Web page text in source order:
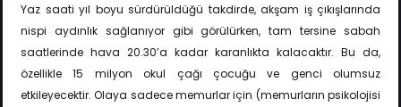
Yaz saati yıl boyu sürdürüldüğü takdirde, akşam iş çıkışlarında
nispi aydınlık sağlanıyor gibi görülürken, tam tersine sabah
saatlerinde hava 20.30’a kadar karanlıkta kalacaktır. Bu da,
özellikle 15 milyon okul çağı çocuğu ve genci olumsuz
etkileyecektir. Olaya sadece memurlar için (memurların psikolojisi